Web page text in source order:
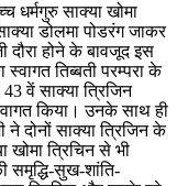
धर्मगुरु साक्या खोमा
डोलमा पोडरंग जाकर
दौरा होने के बावजूद इस
तिब्बती परम्परा के
वें साक्या त्रिजिन
किया। उनके साथ ही
ने दोनों साक्या त्रिजिन के
खोमा त्रिचिन से भी
समृद्धि-सुख-शांति-